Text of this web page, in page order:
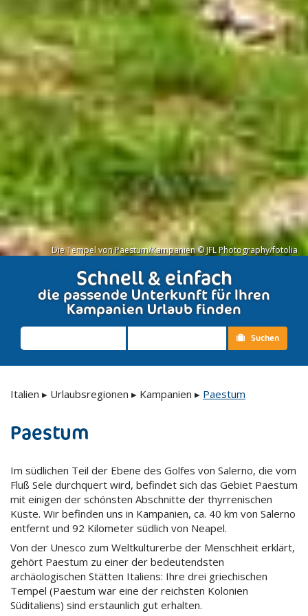
Die Tempel von Paestum/Kampanien © JFL Photography/fotolia
Schnell & einfach
die passende Unterkunft für Ihren
Kampanien Urlaub finden
Suchen
Italien ▸ Urlaubsregionen ▸ Kampanien ▸ Paestum
Paestum
Im südlichen Teil der Ebene des Golfes von Salerno, die vom
Fluß Sele durchquert wird, befindet sich das Gebiet Paestum
mit einigen der schönsten Abschnitte der thyrrenischen
Küste. Wir befinden uns in Kampanien, ca. 40 km von Salerno
entfernt und 92 Kilometer südlich von Neapel.
Von der Unesco zum Weltkulturerbe der Menschheit erklärt,
gehört Paestum zu einer der bedeutendsten
archäologischen Stätten Italiens: Ihre drei griechischen
Tempel (Paestum war eine der reichsten Kolonien
Süditaliens) sind erstaunlich gut erhalten.